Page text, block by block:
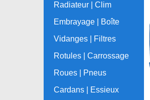
Radiateur | Clim
Embrayage | Boîte
Vidanges | Filtres
Rotules | Carrossage
Roues | Pneus
Cardans | Essieux